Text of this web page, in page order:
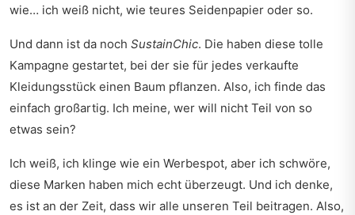
wie… ich weiß nicht, wie teures Seidenpapier oder so.
Und dann ist da noch SustainChic. Die haben diese tolle
Kampagne gestartet, bei der sie für jedes verkaufte
Kleidungsstück einen Baum pflanzen. Also, ich finde das
einfach großartig. Ich meine, wer will nicht Teil von so
etwas sein?
Ich weiß, ich klinge wie ein Werbespot, aber ich schwöre,
diese Marken haben mich echt überzeugt. Und ich denke,
es ist an der Zeit, dass wir alle unseren Teil beitragen. Also,